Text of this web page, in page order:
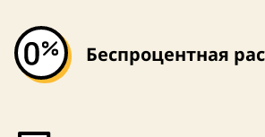
Беспроцентная